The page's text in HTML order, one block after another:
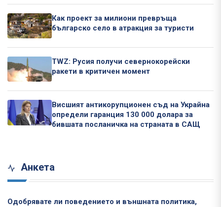
Как проект за милиони превръща
българско село в атракция за туристи
TWZ: Русия получи севернокорейски
ракети в критичен момент
Висшият антикорупционен съд на Украйна
определи гаранция 130 000 долара за
бившата посланичка на страната в САЩ
Анкета
Одобрявате ли поведението и външната политика,